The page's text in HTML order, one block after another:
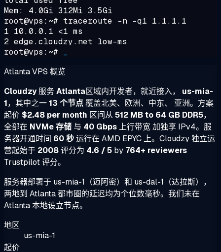
Mem: 4.0Gi 312Mi 3.5Gi
root@vps:~# traceroute -n -q1 1.1.1.1
1 10.0.0.1 <1 ms
2 edge.cloudzy.net low-ms
root@vps:~#
Atlanta VPS 概览
Cloudzy服务Atlanta区域内开发者，就近接入， us-mia-
1，其中之一13 个节点覆盖北美、欧洲、中东、 亚洲。方案
起价 $2.48 per month 区间从 512 MB to 64 GB DDR5，
全部在 NVMe 存储 与 40 Gbps 上行带宽 加独享 IPv4。服
务器开通时间 60 秒运行在 AMD EPYC 上。Cloudzy 独立运
营起始于 2008评分为 4.6 / 5 by 764+ reviewers
Trustpilot 评分。
服务器部署于 us-mia-1（迈阿密）和 us-dal-1（达拉斯），
两地到 Atlanta 都市圈的延迟均为个位数毫秒。我们未在
Atlanta 本地设立节点。
地区
us-mia-1
起价